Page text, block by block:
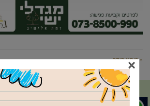
« פוסט קודם
×